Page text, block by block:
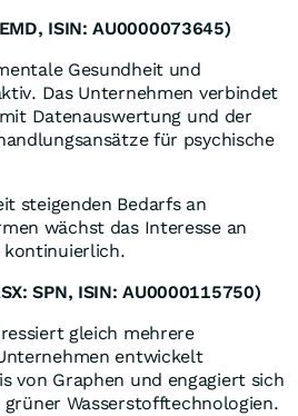
ISIN: AU0000073645)
Gesundheit und
Das Unternehmen verbindet
Datenauswertung und der
für psychische
steigenden Bedarfs an
wächst das Interesse an
kontinuierlich.
SPN, ISIN: AU0000115750)
gleich mehrere
entwickelt
von Graphen und engagiert sich
Wasserstofftechnologien.